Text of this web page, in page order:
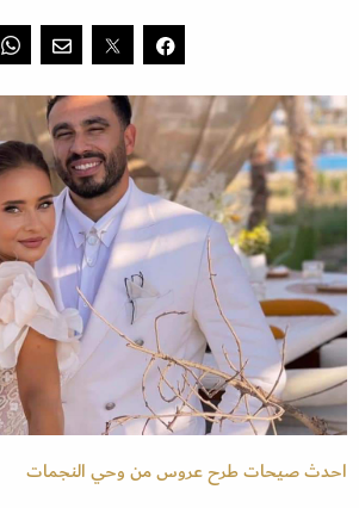
احدث صيحات طرح عروس من وحي النجمات